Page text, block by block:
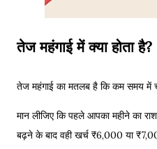
तेज महंगाई में क्या होता है?
तेज महंगाई का मतलब है कि कम समय में
मान लीजिए कि पहले आपका महीने का
बढ़ने के बाद वही खर्च ₹6,000 या